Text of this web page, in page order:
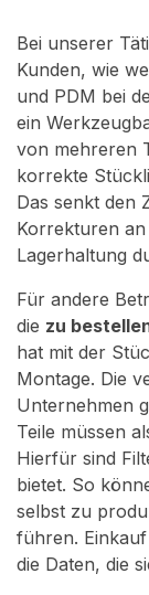
Bei unserer
Kunden, wie
und PDM bei
ein
von mehreren
korrekte
Das senkt den
Korrekturen
Lagerhaltung
Für andere
die zu
hat mit der
Montage. Die
Unternehmen
Teile müssen
Hierfür sind
bietet. So
selbst zu
führen.
die Daten, die